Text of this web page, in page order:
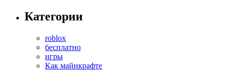
Категории
roblox
бесплатно
игры
Как майнкрафте